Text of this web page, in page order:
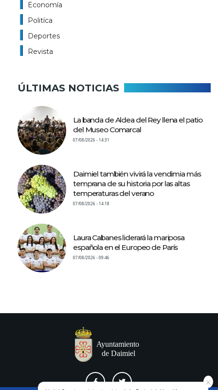
Economía
Politíca
Deportes
Revista
ÚLTIMAS NOTICIAS
La banda de Aldea del Rey llena el patio
del Museo Comarcal
07/08/2026 - 14:31
Daimiel también vivirá la vendimia más
temprana de su historia por las altas
temperaturas del verano
07/08/2026 - 14:18
Laura Cabanes liderará la mariposa
española en el Europeo de París
07/08/2026 - 09:46